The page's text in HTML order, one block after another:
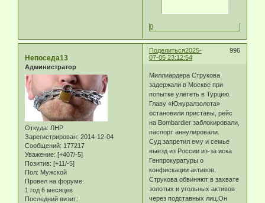
0
Поделиться 996
2025-
07-05 23:12:54
Непоседа13
Администратор
Откуда: ЛНР
Зарегистрирован: 2014-12-04
Сообщений: 177217
Уважение: [+407/-5]
Позитив: [+11/-5]
Пол: Мужской
Провел на форуме:
1 год 6 месяцев
Последний визит:
Миллиардера Струкова
задержали в Москве при
попытке улететь в Турцию.
Главу «Южуралзолота»
остановили приставы, рейс
на Bombardier заблокировали,
паспорт аннулировали.
Суд запретил ему и семье
выезд из России из-за иска
Генпрокуратуры о
конфискации активов.
Струкова обвиняют в захвате
золотых и угольных активов
через подставных лиц.Он